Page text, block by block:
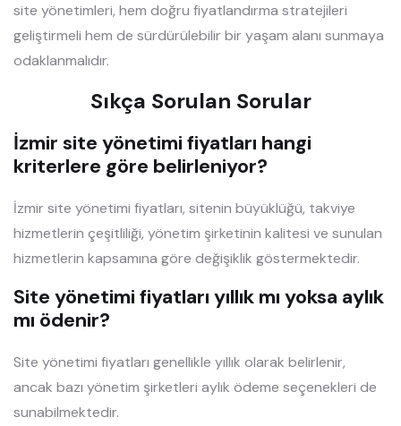
site yönetimleri, hem doğru fiyatlandırma stratejileri
geliştirmeli hem de sürdürülebilir bir yaşam alanı sunmaya
odaklanmalıdır.
Sıkça Sorulan Sorular
İzmir site yönetimi fiyatları hangi
kriterlere göre belirleniyor?
İzmir site yönetimi fiyatları, sitenin büyüklüğü, takviye
hizmetlerin çeşitliliği, yönetim şirketinin kalitesi ve sunulan
hizmetlerin kapsamına göre değişiklik göstermektedir.
Site yönetimi fiyatları yıllık mı yoksa aylık
mı ödenir?
Site yönetimi fiyatları genellikle yıllık olarak belirlenir,
ancak bazı yönetim şirketleri aylık ödeme seçenekleri de
sunabilmektedir.